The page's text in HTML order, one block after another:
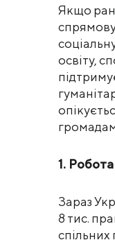
Якщо
освіту,
1.
Зараз
8 тис.